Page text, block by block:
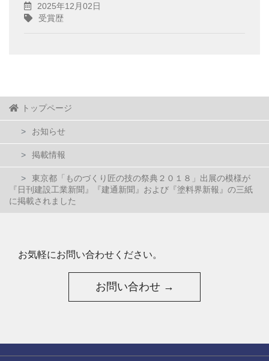
2025年12月02日
受賞歴
トップページ
お知らせ
掲載情報
東京都「ものづくり匠の技の祭典２０１８」出展の模様が
『日刊建設工業新聞』『建通新聞』および『塗料界新報』の三紙
に掲載されました
お気軽にお問い合わせください。
お問い合わせ →